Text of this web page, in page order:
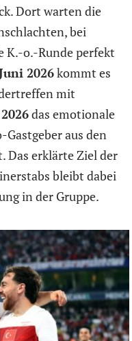
Dort warten die
bei
K.-o.-Runde perfekt
2026kommt es
mit
das emotionale
aus den
Das erklärte Ziel der
bleibt dabei
in der Gruppe.